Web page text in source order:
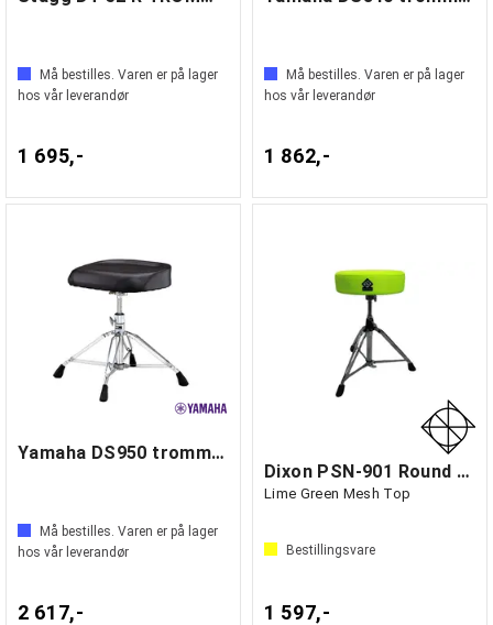
Må bestilles. Varen er på lager
hos vår leverandør
1 695,-
Må bestilles. Varen er på lager
hos vår leverandør
1 862,-
Yamaha DS950 trommestol
Må bestilles. Varen er på lager
hos vår leverandør
2 617,-
Dixon PSN-901 Round Throne
Lime Green Mesh Top
Bestillingsvare
1 597,-